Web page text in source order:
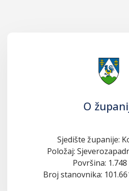
O
Sjedište županije:
Položaj:
Površina:
Broj stanovnika: